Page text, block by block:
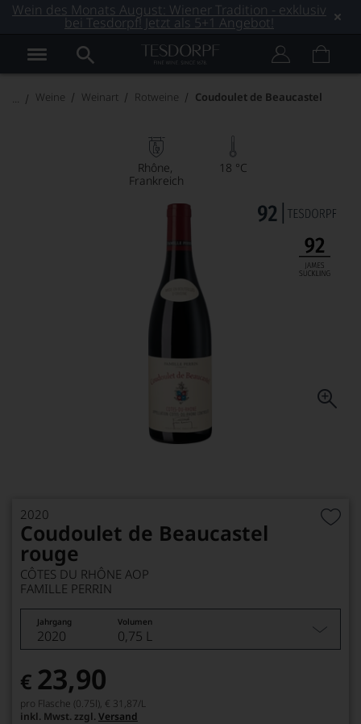
Wein des Monats August: Wiener Tradition - exklusiv
bei Tesdorpf! Jetzt als 5+1 Angebot!
Weine Weinart Rotweine Coudoulet de Beaucastel
Rhône
Frankreich
18 °C
2020
Coudoulet de Beaucastel
rouge
CÔTES DU RHÔNE AOP
FAMILLE PERRIN
Jahrgang Volumen
2020 0,75 L
€ 23,90
pro Flasche (0.75l), € 31,87/L
inkl. Mwst. zzgl. Versand